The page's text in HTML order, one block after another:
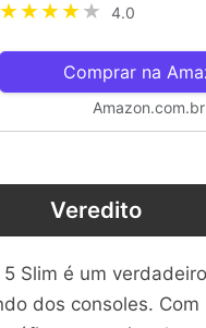
4.0
Comprar na
Amazon.com.br
Veredito
5 Slim é um
dos consoles. Com